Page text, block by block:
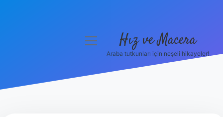
menüyü
Hız ve Macera
Araba tutkunları için neşeli hikayeler!